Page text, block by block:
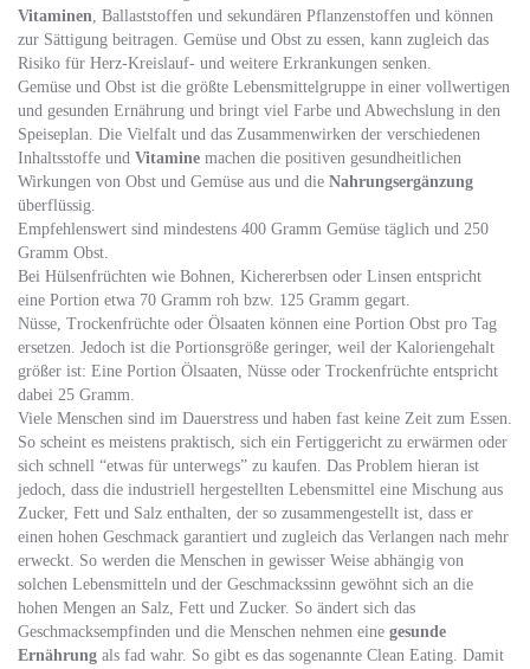
Vitaminen, Ballaststoffen und sekundären Pflanzenstoffen und können
zur Sättigung beitragen. Gemüse und Obst zu essen, kann zugleich das
Risiko für Herz-Kreislauf- und weitere Erkrankungen senken.
Gemüse und Obst ist die größte Lebensmittelgruppe in einer vollwertigen
und gesunden Ernährung und bringt viel Farbe und Abwechslung in den
Speiseplan. Die Vielfalt und das Zusammenwirken der verschiedenen
Inhaltsstoffe und Vitamine machen die positiven gesundheitlichen
Wirkungen von Obst und Gemüse aus und die Nahrungsergänzung
überflüssig.
Empfehlenswert sind mindestens 400 Gramm Gemüse täglich und 250
Gramm Obst.
Bei Hülsenfrüchten wie Bohnen, Kichererbsen oder Linsen entspricht
eine Portion etwa 70 Gramm roh bzw. 125 Gramm gegart.
Nüsse, Trockenfrüchte oder Ölsaaten können eine Portion Obst pro Tag
ersetzen. Jedoch ist die Portionsgröße geringer, weil der Kaloriengehalt
größer ist: Eine Portion Ölsaaten, Nüsse oder Trockenfrüchte entspricht
dabei 25 Gramm.
Viele Menschen sind im Dauerstress und haben fast keine Zeit zum Essen.
So scheint es meistens praktisch, sich ein Fertiggericht zu erwärmen oder
sich schnell “etwas für unterwegs” zu kaufen. Das Problem hieran ist
jedoch, dass die industriell hergestellten Lebensmittel eine Mischung aus
Zucker, Fett und Salz enthalten, der so zusammengestellt ist, dass er
einen hohen Geschmack garantiert und zugleich das Verlangen nach mehr
erweckt. So werden die Menschen in gewisser Weise abhängig von
solchen Lebensmitteln und der Geschmackssinn gewöhnt sich an die
hohen Mengen an Salz, Fett und Zucker. So ändert sich das
Geschmacksempfinden und die Menschen nehmen eine gesunde
Ernährung als fad wahr. So gibt es das sogenannte Clean Eating. Damit